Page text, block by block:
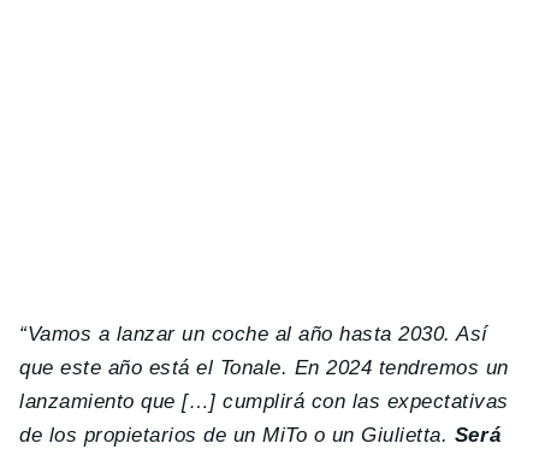
“Vamos a lanzar un coche al año hasta 2030. Así
que este año está el Tonale. En 2024 tendremos un
lanzamiento que […] cumplirá con las expectativas
de los propietarios de un MiTo o un Giulietta. Será